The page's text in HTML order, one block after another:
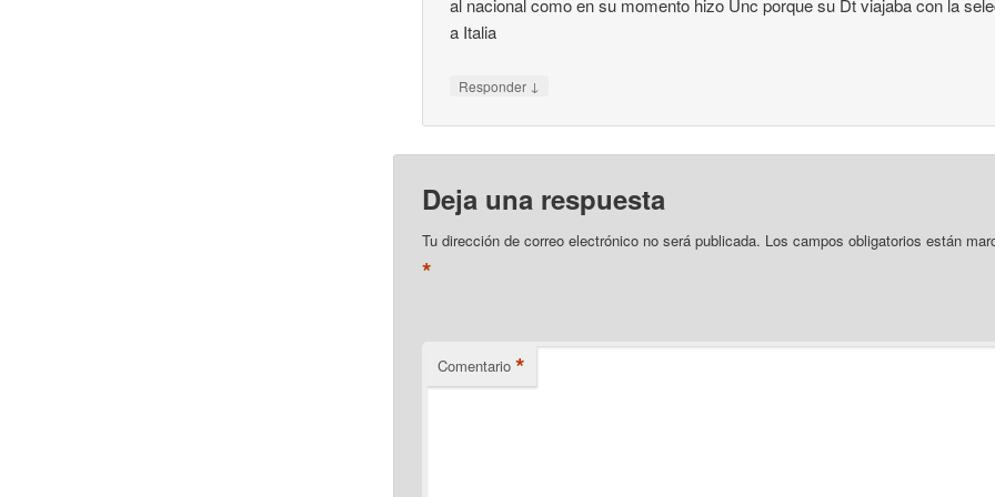
al nacional como en su momento hizo Unc porque su Dt viajaba con la
a Italia
Responder ↓
Deja una respuesta
Tu dirección de correo electrónico no será publicada. Los campos obligatorios están
*
Comentario *